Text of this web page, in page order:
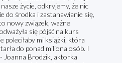
życie, odkryjemy, że nic
do środka i zastanawianie się,
nowy związek, ważne
się pójść na kurs
poleciłaby mi książki, która
do ponad miliona osób. I
Joanna Brodzik, aktorka